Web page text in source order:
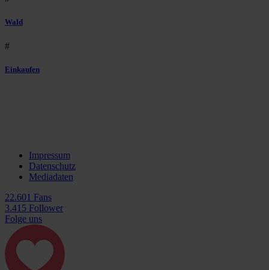
Wald
#
Einkaufen
Impressum
Datenschutz
Mediadaten
22.601 Fans
3.415 Follower
Folge uns